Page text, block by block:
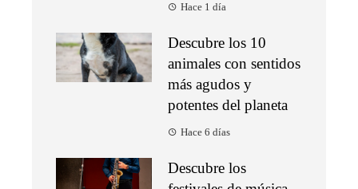
Hace 1 día
Descubre los 10
animales con sentidos
más agudos y
potentes del planeta
Hace 6 días
Descubre los